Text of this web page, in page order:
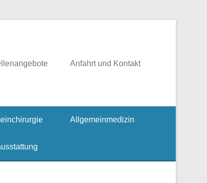
Anfahrt und Kontakt
Allgemeinmedizin